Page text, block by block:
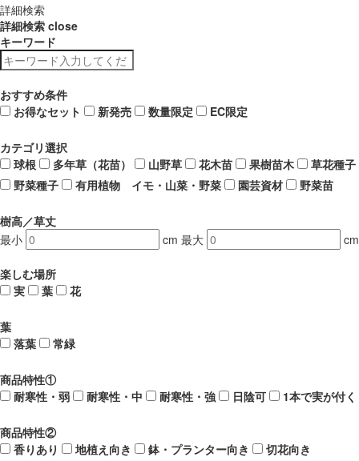
詳細検索
詳細検索 close
キーワード
おすすめ条件
お得なセット
新発売 数量限定 EC限定
カテゴリ選択
球根
多年草（花苗） 山野草 花木苗 果樹苗木
草花種子
野菜種子
有用植物 イモ・山菜・野菜 園芸資材 野菜苗
樹高／草丈
最小
cm 最大 cm
楽しむ場所
実
葉 花
葉
落葉
常緑
商品特性①
耐寒性・弱
耐寒性・中 耐寒性・強 日陰可 1本で実が付く
商品特性②
香りあり
地植え向き 鉢・プランター向き
切花向き